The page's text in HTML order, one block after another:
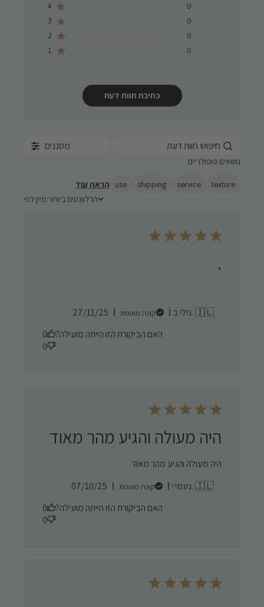
4
0
3
0
2
0
1
0
כתיבת חוות דעת
מסננים
נושאים פופולריים
texture
service
shipping
use הראה עוד
מיין לפי
מיין לפי:הרלוונטים ביותר
.
.
נילי ב. 🇮🇱
קונה מאומתPublished
27/11/25
האם הביקורת הזו הייתה מועילה?
0
0
היה מעולה והגיע מהר מאוד
היה מעולה והגיע מהר מאוד
נעמי י. 🇮🇱
קונה מאומתPublished
07/10/25
האם הביקורת הזו הייתה מועילה?
0
0